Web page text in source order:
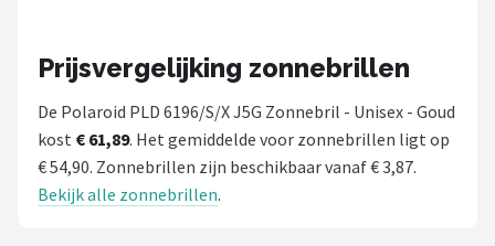
Alle merken →
Prijsvergelijking zonnebrillen
De Polaroid PLD 6196/S/X J5G Zonnebril - Unisex - Goud
kost € 61,89. Het gemiddelde voor zonnebrillen ligt op
€ 54,90. Zonnebrillen zijn beschikbaar vanaf € 3,87.
Bekijk alle zonnebrillen.